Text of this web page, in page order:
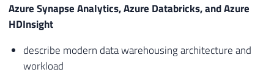
Azure Synapse Analytics, Azure Databricks, and Azure
HDInsight
describe modern data warehousing architecture and
workload